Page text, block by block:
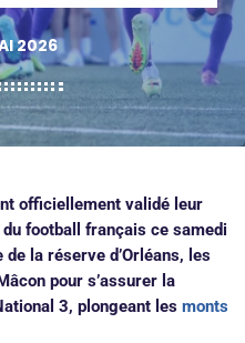
2026
officiellement validé leur
football français ce samedi
la réserve d’Orléans, les
pour s’assurer la
3, plongeant les monts